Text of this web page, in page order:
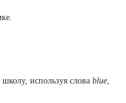
используя слова blue,